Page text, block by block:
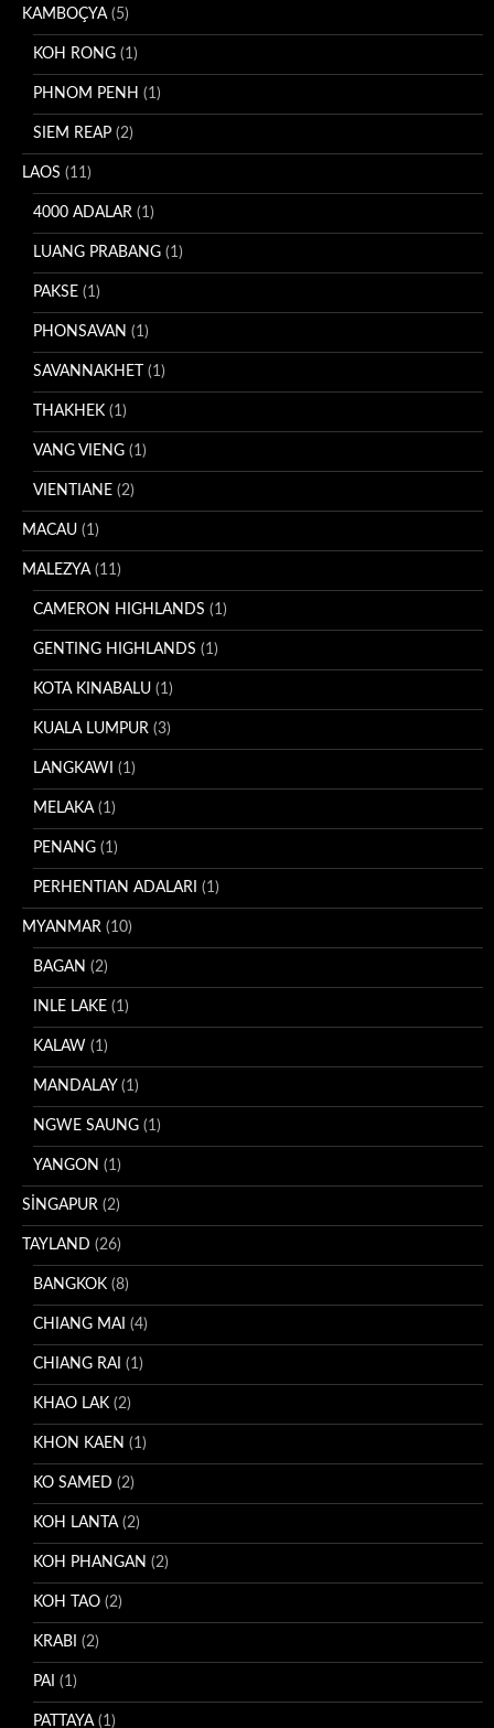
KAMBOÇYA(5)
KOH RONG (1)
PHNOM PENH (1)
SIEM REAP (2)
LAOS (11)
4000 ADALAR (1)
LUANG PRABANG (1)
PAKSE (1)
PHONSAVAN (1)
SAVANNAKHET (1)
THAKHEK (1)
VANG VIENG (1)
VIENTIANE (2)
MACAU (1)
MALEZYA(11)
CAMERON HIGHLANDS (1)
GENTING HIGHLANDS (1)
KOTA KINABALU (1)
KUALA LUMPUR (3)
LANGKAWI (1)
MELAKA(1)
PENANG (1)
PERHENTIAN ADALARI (1)
MYANMAR (10)
BAGAN (2)
INLE LAKE (1)
KALAW (1)
MANDALAY (1)
NGWE SAUNG (1)
YANGON (1)
SİNGAPUR (2)
TAYLAND (26)
BANGKOK (8)
CHIANG MAI (4)
CHIANG RAI (1)
KHAO LAK (2)
KHON KAEN (1)
KO SAMED (2)
KOH LANTA(2)
KOH PHANGAN (2)
KOH TAO (2)
KRABI (2)
PAI (1)
PATTAYA(1)